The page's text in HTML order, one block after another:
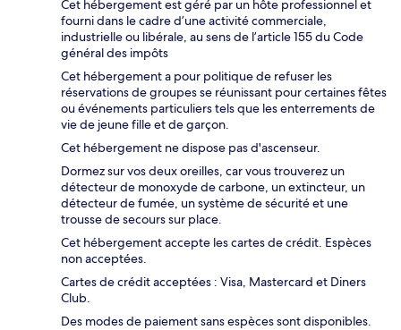
Cet hébergement est géré par un hôte professionnel et
fourni dans le cadre d’une activité commerciale,
industrielle ou libérale, au sens de l’article 155 du Code
général des impôts
Cet hébergement a pour politique de refuser les
réservations de groupes se réunissant pour certaines fêtes
ou événements particuliers tels que les enterrements de
vie de jeune fille et de garçon.
Cet hébergement ne dispose pas d'ascenseur.
Dormez sur vos deux oreilles, car vous trouverez un
détecteur de monoxyde de carbone, un extincteur, un
détecteur de fumée, un système de sécurité et une
trousse de secours sur place.
Cet hébergement accepte les cartes de crédit. Espèces
non acceptées.
Cartes de crédit acceptées : Visa, Mastercard et Diners
Club.
Des modes de paiement sans espèces sont disponibles.